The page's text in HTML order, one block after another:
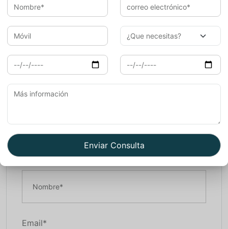
please visit
Best Travel Agent in Indiaand read
this in Spanish atViaje a India.
For more information about our packagesvisit our
Book Now
Nombre*
Email*